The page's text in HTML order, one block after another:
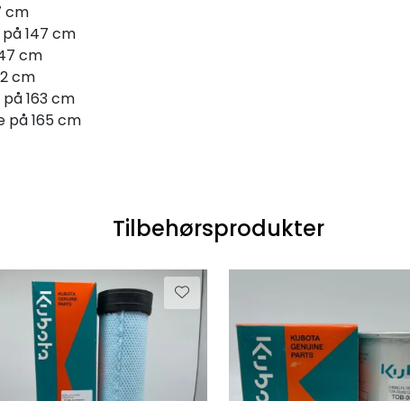
cm
på 147 cm
cm
cm
163 cm
på 165 cm
Tilbehørsprodukter